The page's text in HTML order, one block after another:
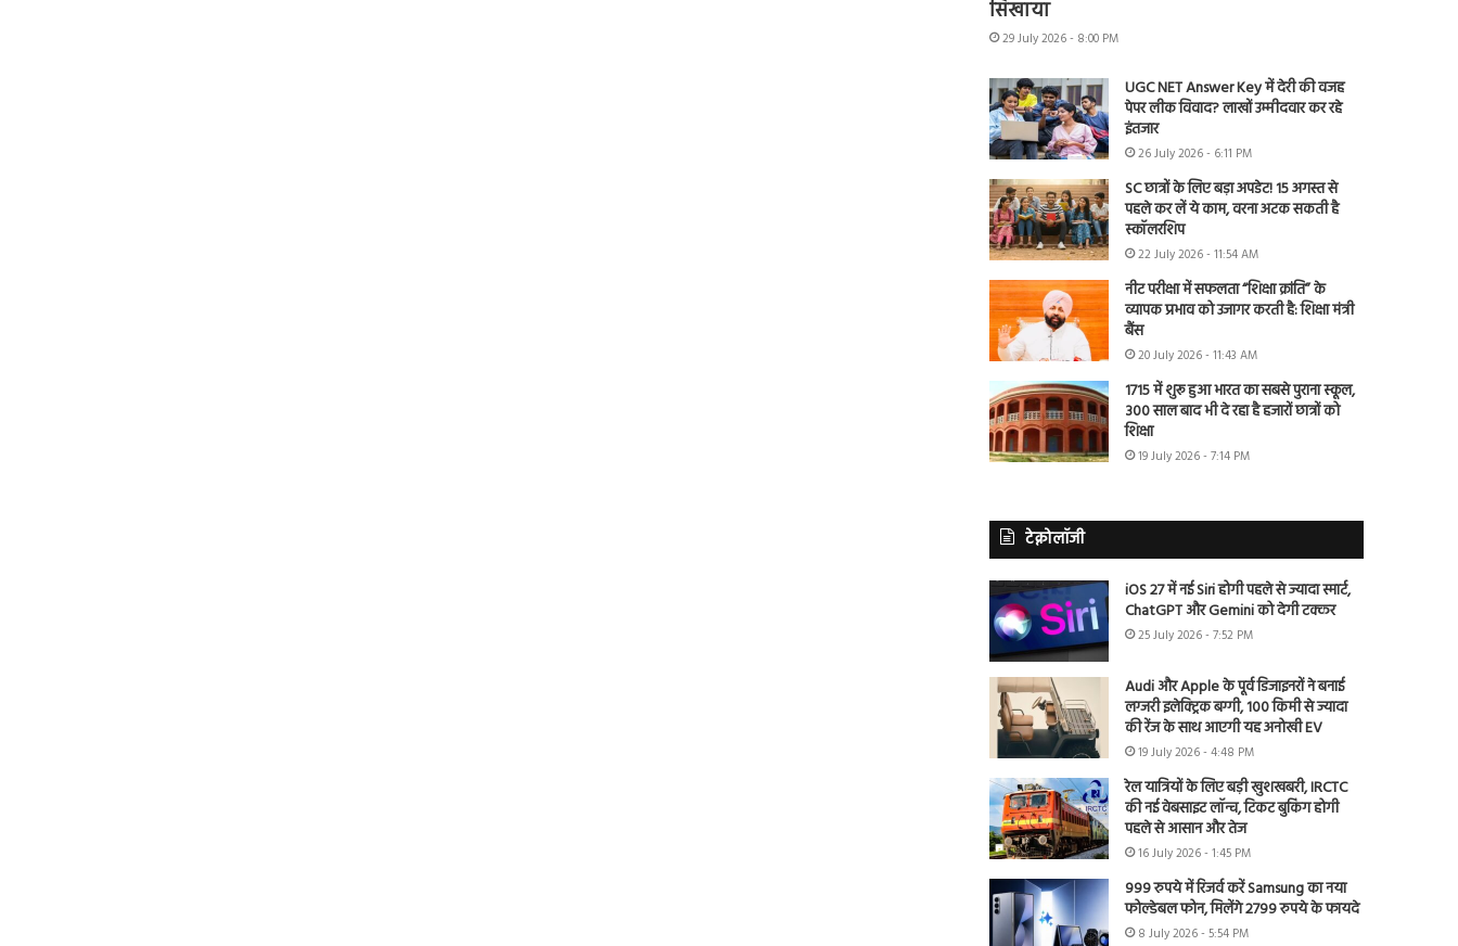
सिखाया
29 July 2026 - 8:00 PM
UGC NET Answer Key में देरी की वजह
पेपर लीक विवाद? लाखों उम्मीदवार कर रहे
इंतजार
26 July 2026 - 6:11 PM
SC छात्रों के लिए बड़ा अपडेट! 15 अगस्त से
पहले कर लें ये काम, वरना अटक सकती है
स्कॉलरशिप
22 July 2026 - 11:54 AM
नीट परीक्षा में सफलता “शिक्षा क्रांति” के
व्यापक प्रभाव को उजागर करती है: शिक्षा मंत्री
बैंस
20 July 2026 - 11:43 AM
1715 में शुरू हुआ भारत का सबसे पुराना स्कूल,
300 साल बाद भी दे रहा है हजारों छात्रों को
शिक्षा
19 July 2026 - 7:14 PM
टेक्नोलॉजी
iOS 27 में नई Siri होगी पहले से ज्यादा स्मार्ट,
ChatGPT और Gemini को देगी टक्कर
25 July 2026 - 7:52 PM
Audi और Apple के पूर्व डिजाइनरों ने बनाई
लग्जरी इलेक्ट्रिक बग्गी, 100 किमी से ज्यादा
की रेंज के साथ आएगी यह अनोखी EV
19 July 2026 - 4:48 PM
रेल यात्रियों के लिए बड़ी खुशखबरी, IRCTC
की नई वेबसाइट लॉन्च, टिकट बुकिंग होगी
पहले से आसान और तेज
16 July 2026 - 1:45 PM
999 रुपये में रिजर्व करें Samsung का नया
फोल्डेबल फोन, मिलेंगे 2799 रुपये के फायदे
8 July 2026 - 5:54 PM